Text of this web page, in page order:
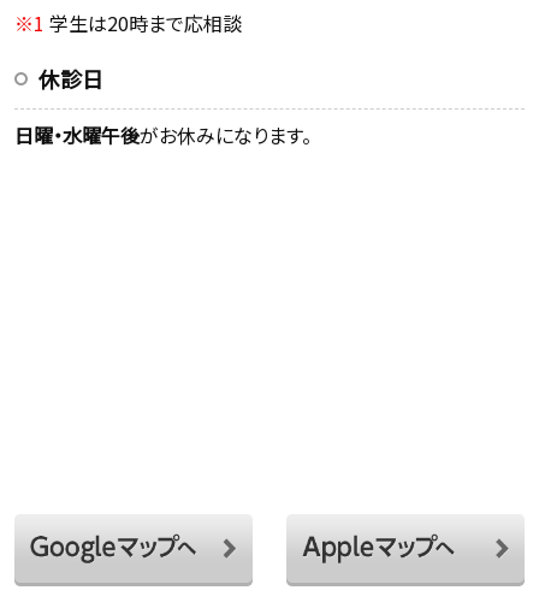
※1 学生は20時まで応相談
休診日
日曜・水曜午後がお休みになります。